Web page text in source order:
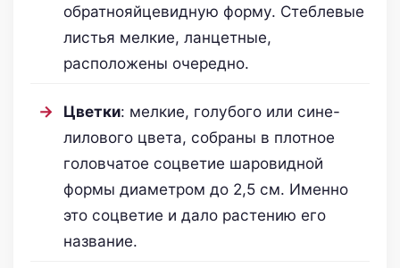
обратнояйцевидную форму. Стеблевые
листья мелкие, ланцетные,
расположены очередно.
Цветки: мелкие, голубого или сине-
лилового цвета, собраны в плотное
головчатое соцветие шаровидной
формы диаметром до 2,5 см. Именно
это соцветие и дало растению его
название.